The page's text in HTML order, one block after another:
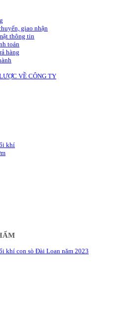
giao nhận
thông tin
toán
hàng
VỀ CÔNG TY
khí
khí con sò Đài Loan năm 2023